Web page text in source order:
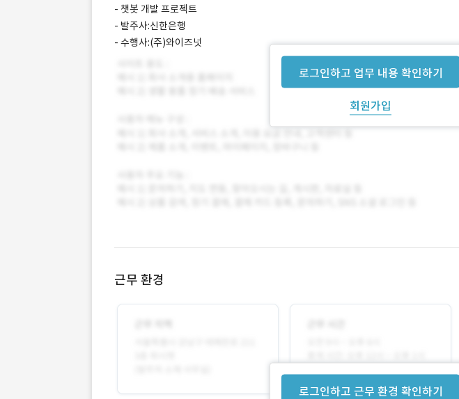
로그인하고 업무 내용 확인하기
회원가입
- 챗봇 개발 프로젝트
- 발주사:신한은행
- 수행사:(주)와이즈넛
근무 환경
로그인하고 근무 환경 확인하기